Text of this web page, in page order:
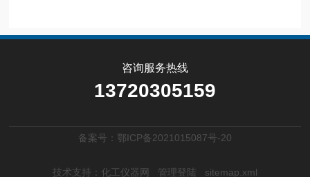
咨询服务热线
13720305159
备案号：鄂ICP备2021015087号-20
技术支持： 化工仪器网 管理登陆 sitemap.xml